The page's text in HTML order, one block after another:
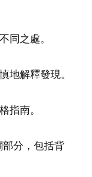
同之處。
地解釋發現。
指南。
分，包括背